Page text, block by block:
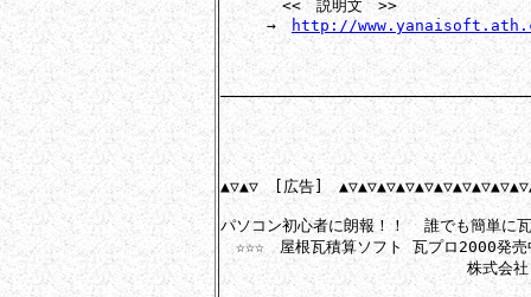
<<　説明文　>>
→
http://
▲▽▲▽　[広告]　
パソコン初心者に朗報！！  誰でも簡単に
☆☆☆　屋根瓦積算ソフト 瓦プロ2000発売
株式会社　ヤナイ・